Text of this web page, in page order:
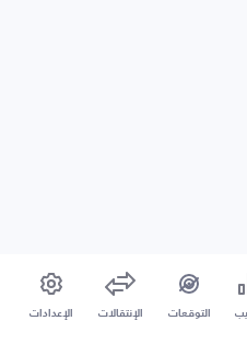
التوقعات الإنتقالات الإعدادات